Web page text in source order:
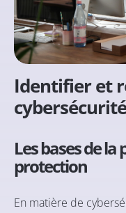
Identifier et
Les bases de
protection
En matière de